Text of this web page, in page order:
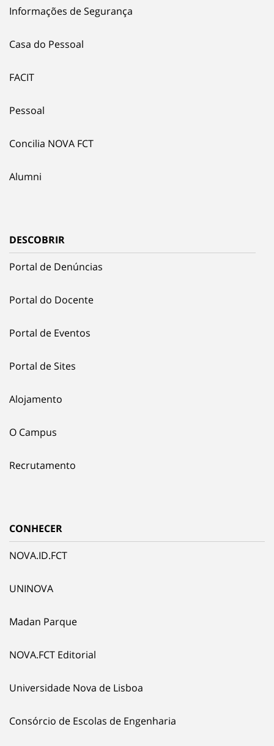
Informações de Segurança
Casa do Pessoal
FACIT
Pessoal
Concilia NOVA FCT
Alumni
DESCOBRIR
Portal de Denúncias
Portal do Docente
Portal de Eventos
Portal de Sites
Alojamento
O Campus
Recrutamento
CONHECER
NOVA.ID.FCT
UNINOVA
Madan Parque
NOVA.FCT Editorial
Universidade Nova de Lisboa
Consórcio de Escolas de Engenharia